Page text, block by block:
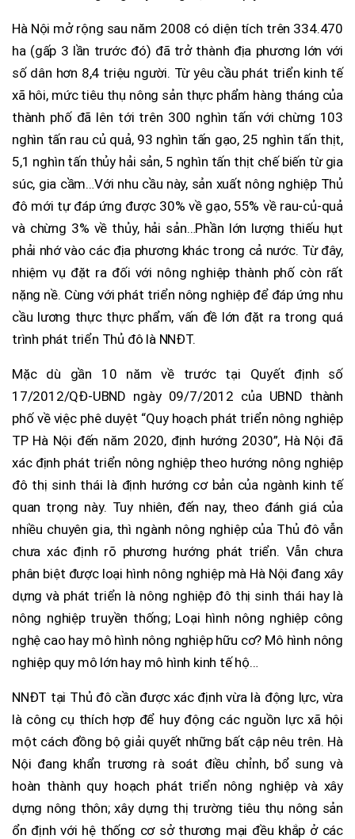
Hà Nội mở rộng sau năm 2008 có diện tích trên 334.470
ha (gấp 3 lần trước đó) đã trở thành địa phương lớn với
số dân hơn 8,4 triệu người. Từ yêu cầu phát triển kinh tế
xã hôi, mức tiêu thụ nông sản thực phẩm hàng tháng của
thành phố đã lên tới trên 300 nghìn tấn với chừng 103
nghìn tấn rau củ quả, 93 nghìn tấn gạo, 25 nghìn tấn thịt,
5,1 nghìn tấn thủy hải sản, 5 nghìn tấn thịt chế biến từ gia
súc, gia cầm…Với nhu cầu này, sản xuất nông nghiệp Thủ
đô mới tự đáp ứng được 30% về gạo, 55% về rau-củ-quả
và chừng 3% về thủy, hải sản…Phần lớn lượng thiếu hụt
phải nhớ vào các địa phương khác trong cả nước. Từ đây,
nhiệm vụ đặt ra đối với nông nghiệp thành phố còn rất
nặng nề. Cùng với phát triển nông nghiệp để đáp ứng nhu
cầu lương thực thực phẩm, vấn đề lớn đặt ra trong quá
trình phát triển Thủ đô là NNĐT.
Mặc dù gần 10 năm về trước tại Quyết định số
17/2012/QĐ-UBND ngày 09/7/2012 của UBND thành
phố về việc phê duyệt “Quy hoạch phát triển nông nghiệp
TP Hà Nội đến năm 2020, định hướng 2030”, Hà Nội đã
xác định phát triển nông nghiệp theo hướng nông nghiệp
đô thị sinh thái là định hướng cơ bản của ngành kinh tế
quan trọng này. Tuy nhiên, đến nay, theo đánh giá của
nhiều chuyên gia, thì ngành nông nghiệp của Thủ đô vẫn
chưa xác định rõ phương hướng phát triển. Vẫn chưa
phân biệt được loại hình nông nghiệp mà Hà Nội đang xây
dựng và phát triển là nông nghiệp đô thị sinh thái hay là
nông nghiệp truyền thống; Loại hình nông nghiệp công
nghệ cao hay mô hình nông nghiệp hữu cơ? Mô hình nông
nghiệp quy mô lớn hay mô hình kinh tế hộ…
NNĐT tại Thủ đô cần được xác định vừa là động lực, vừa
là công cụ thích hợp để huy động các nguồn lực xã hội
một cách đồng bộ giải quyết những bất cập nêu trên. Hà
Nội đang khẩn trương rà soát điều chỉnh, bổ sung và
hoàn thành quy hoạch phát triển nông nghiệp và xây
dựng nông thôn; xây dựng thị trường tiêu thụ nông sản
ổn định với hệ thống cơ sở thương mại đều khắp ở các